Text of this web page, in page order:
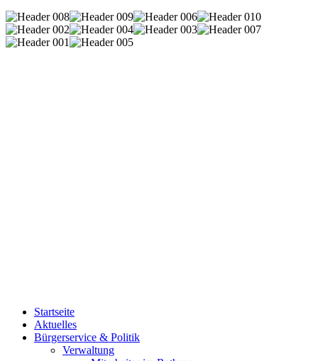
Startseite
Aktuelles
Bürgerservice & Politik
Verwaltung